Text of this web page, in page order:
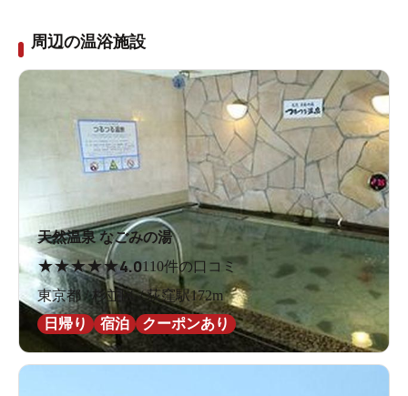
周辺の温浴施設
天然温泉 なごみの湯
★★★★★4.0110件の口コミ
東京都 / 杉並区 / 荻窪駅172m
日帰り
宿泊 クーポンあり